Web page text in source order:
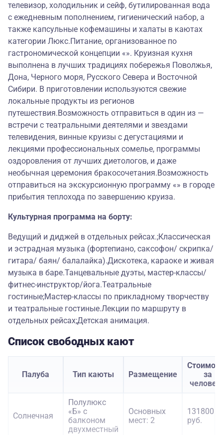
телевизор, холодильник и сейф, бутилированная вода
с ежедневным пополнением, гигиенический набор, а
также капсульные кофемашины и халаты в каютах
категории Люкс.Питание, организованное по
гастрономической концепции «». Круизная кухня
выполнена в лучших традициях побережья Поволжья,
Дона, Черного моря, Русского Севера и Восточной
Сибири. В приготовлении используются свежие
локальные продукты из регионов
путешествия.Возможность отправиться в один из —
встречи с театральными деятелями и звездами
телевидения, винные круизы с дегустациями и
лекциями профессиональных сомелье, программы
оздоровления от лучших диетологов, и даже
необычная церемония бракосочетания.Возможность
отправиться на экскурсионную программу «» в городе
прибытия теплохода по завершению круиза.
Культурная программа на борту:
Ведущий и диджей в отдельных рейсах.;Классическая
и эстрадная музыка (фортепиано, саксофон/ скрипка/
гитара/ баян/ балалайка).Дискотека, караоке и живая
музыка в баре.Танцевальные дуэты, мастер-классы/
фитнес-инструктор/йога.Театральные
гостиные;Мастер-классы по прикладному творчеству
и театральные гостиные.Лекции по маршруту в
отдельных рейсах;Детская анимация.
Список свободных кают
Палуба Тип каюты Размещение
за
Солнечная
Полулюкс
«Б» с
балконом
двухместный
Основных
мест: 2
131800
руб.